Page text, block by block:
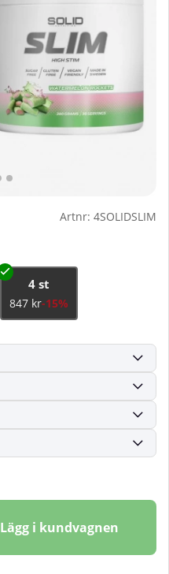
Artnr: 4SOLIDSLIM
4 st
847 kr-15%
Lägg i kundvagnen